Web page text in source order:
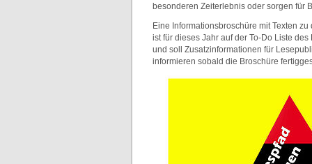
besonderen Zeiterlebnis oder sorgen für
Eine Informationsbroschüre mit Texten
ist für dieses Jahr auf der To-Do Liste
und soll Zusatzinformationen für
informieren sobald die Broschüre